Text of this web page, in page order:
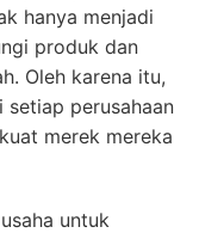
hanya menjadi
produk dan
Oleh karena itu,
perusahaan
merek mereka
untuk